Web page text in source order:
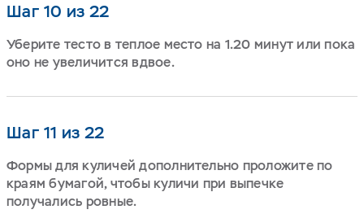
Шаг 10 из 22
Уберите тесто в теплое место на 1.20 минут или пока
оно не увеличится вдвое.
Шаг 11 из 22
Формы для куличей дополнительно проложите по
краям бумагой, чтобы куличи при выпечке
получались ровные.